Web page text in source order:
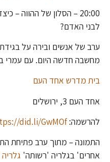
20:00 – הסלון של ההווה
לבני האדם?
ערב של אנשים ובירה על
מחשבה חדשה היום. עם עמרי
בית מדרש אחד העם
אחד העם 3, ירושלים
להרשמה:did.li/GwMOf
התמונה – מתוך ערב פתיחת
אחרים' בגלריה 'רשותה'